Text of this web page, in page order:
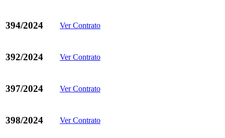
394/2024 Ver Contrato
392/2024 Ver Contrato
397/2024 Ver Contrato
398/2024 Ver Contrato